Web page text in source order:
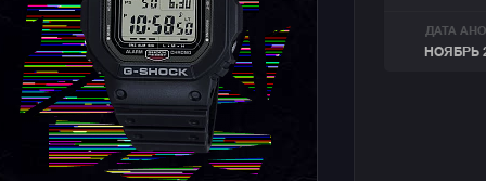
ДАТА
НОЯБРЬ